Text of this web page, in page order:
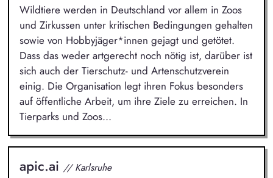
Wildtiere werden in Deutschland vor allem in Zoos
und Zirkussen unter kritischen Bedingungen gehalten
sowie von Hobbyjäger*innen gejagt und getötet.
Dass das weder artgerecht noch nötig ist, darüber ist
sich auch der Tierschutz- und Artenschutzverein
einig. Die Organisation legt ihren Fokus besonders
auf öffentliche Arbeit, um ihre Ziele zu erreichen. In
Tierparks und Zoos...
apic.ai // Karlsruhe